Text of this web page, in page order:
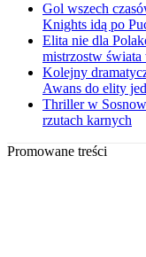
Gol wszech
Knights idą po
Elita nie dla
mistrzostw świata
Kolejny
Awans do elity
Thriller w
rzutach karnych
Promowane treści